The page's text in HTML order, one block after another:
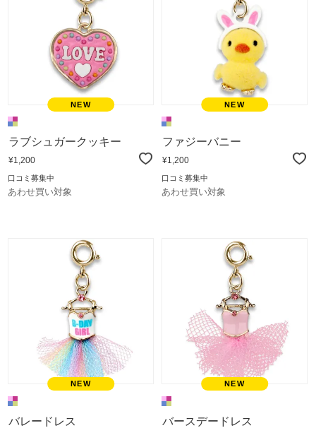
ラブシュガークッキー
¥1,200
口コミ募集中
あわせ買い対象
ファジーバニー
¥1,200
口コミ募集中
あわせ買い対象
バレードレス バースデードレス